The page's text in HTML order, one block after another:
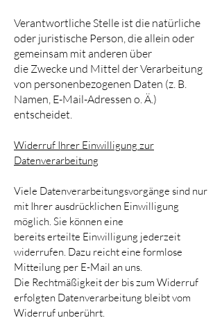
Verantwortliche Stelle ist die natürliche
oder juristische Person, die allein oder
gemeinsam mit anderen über
die Zwecke und Mittel der Verarbeitung
von personenbezogenen Daten (z. B.
Namen, E-Mail-Adressen o. Ä.)
entscheidet.
Widerruf Ihrer Einwilligung zur
Datenverarbeitung
Viele Datenverarbeitungsvorgänge sind nur
mit Ihrer ausdrücklichen Einwilligung
möglich. Sie können eine
bereits erteilte Einwilligung jederzeit
widerrufen. Dazu reicht eine formlose
Mitteilung per E-Mail an uns.
Die Rechtmäßigkeit der bis zum Widerruf
erfolgten Datenverarbeitung bleibt vom
Widerruf unberührt.